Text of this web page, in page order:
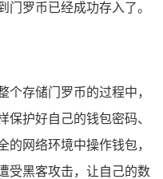
门罗币已经成功存入了。
个存储门罗币的过程中，
保护好自己的钱包密码、
的网络环境中操作钱包，
受黑客攻击，让自己的数